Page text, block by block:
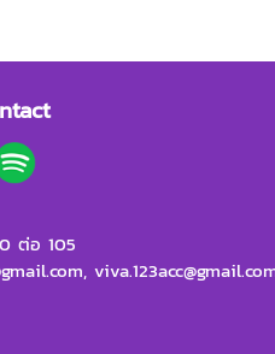
ต่อ 105